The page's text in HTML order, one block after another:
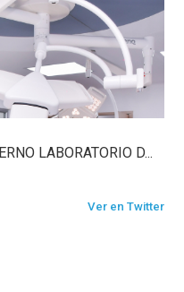
LABORATORIO D...
Ver en Twitter